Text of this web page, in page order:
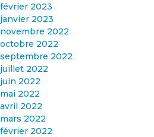
février 2023
janvier 2023
novembre 2022
octobre 2022
septembre 2022
juillet 2022
juin 2022
mai 2022
avril 2022
mars 2022
février 2022